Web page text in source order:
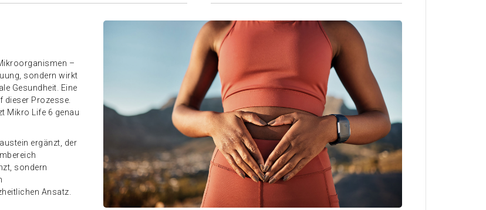
–
sondern wirkt
Gesundheit. Eine
dieser Prozesse.
Mikro Life 6 genau
ergänzt, der
sondern
Ansatz.